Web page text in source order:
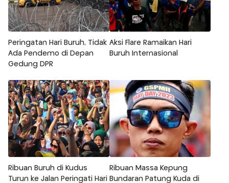
Peringatan Hari Buruh, Tidak
Ada Pendemo di Depan
Gedung DPR
Aksi Flare Ramaikan Hari
Buruh Internasional
Ribuan Buruh di Kudus
Turun ke Jalan Peringati Hari
Ribuan Massa Kepung
Bundaran Patung Kuda di